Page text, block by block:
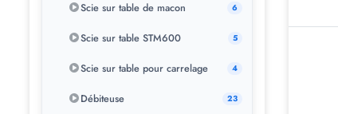
Scie sur table de macon 6
Scie sur table STM600 5
Scie sur table pour carrelage 4
Débiteuse 23